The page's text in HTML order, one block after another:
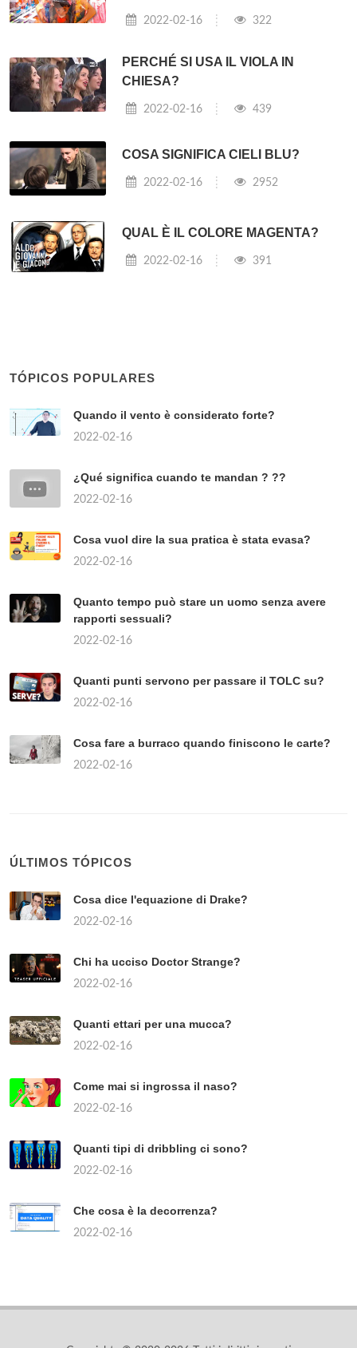
2022-02-16 322
PERCHÉ SI USA IL VIOLA IN
CHIESA?
2022-02-16 439
COSA SIGNIFICA CIELI BLU?
2022-02-16 2952
QUAL È IL COLORE MAGENTA?
2022-02-16 391
TÓPICOS POPULARES
Quando il vento è considerato forte?
2022-02-16
¿Qué significa cuando te mandan ? ??
2022-02-16
Cosa vuol dire la sua pratica è stata evasa?
2022-02-16
Quanto tempo può stare un uomo senza avere
rapporti sessuali?
2022-02-16
Quanti punti servono per passare il TOLC su?
2022-02-16
Cosa fare a burraco quando finiscono le carte?
2022-02-16
ÚLTIMOS TÓPICOS
Cosa dice l'equazione di Drake?
2022-02-16
Chi ha ucciso Doctor Strange?
2022-02-16
Quanti ettari per una mucca?
2022-02-16
Come mai si ingrossa il naso?
2022-02-16
Quanti tipi di dribbling ci sono?
2022-02-16
Che cosa è la decorrenza?
2022-02-16